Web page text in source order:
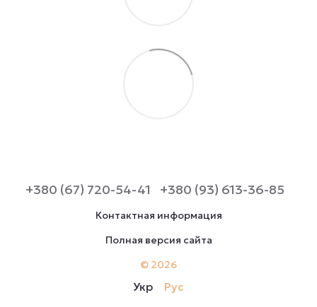
+380 (67) 720-54-41 +380 (93) 613-36-85
Контактная информация
Полная версия сайта
© 2026
Укр Рус